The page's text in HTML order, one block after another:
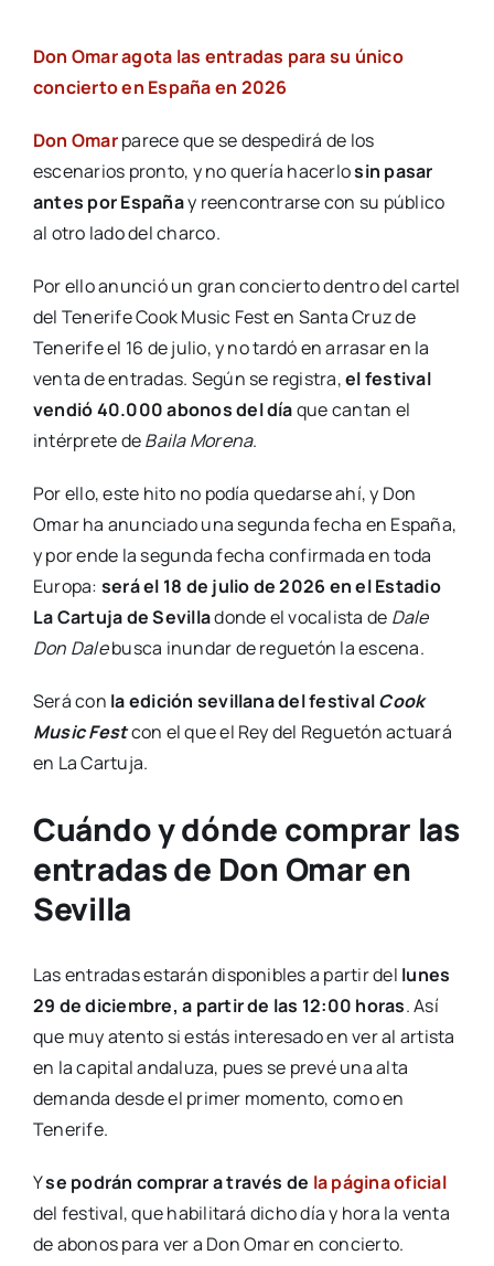
Don Omar agota las entradas para su único
concierto en España en 2026
Don Omarparece que se despedirá de los
escenarios pronto, y no quería hacerlosin pasar
antes por Españay reencontrarse con su público
al otro lado del charco.
Por ello anunció un gran concierto dentro del cartel
del Tenerife Cook Music Fest en Santa Cruz de
Tenerife el 16 de julio, y no tardó en arrasar en la
venta de entradas. Según se registra,el festival
vendió 40.000 abonos del díaque cantan el
intérprete deBaila Morena.
Por ello, este hito no podía quedarse ahí, y Don
Omar ha anunciado una segunda fecha en España,
y por ende la segunda fecha confirmada en toda
Europa: será el 18 de julio de 2026 en el Estadio
La Cartuja de Sevilladonde el vocalista de Dale
Don Dalebusca inundar de reguetón la escena.
Será con la edición sevillana del festivalCook
Music Festcon el que el Rey del Reguetón actuará
en La Cartuja.
Cuándo y dónde comprar las
entradas de Don Omar en
Sevilla
Las entradas estarán disponibles a partir del lunes
29 de diciembre, a partir de las 12:00 horas. Así
que muy atento si estás interesado en ver al artista
en la capital andaluza, pues se prevé una alta
demanda desde el primer momento, como en
Tenerife.
Yse podrán comprar a través de la página oficial
del festival, que habilitará dicho día y hora la venta
de abonos para ver a Don Omar en concierto.